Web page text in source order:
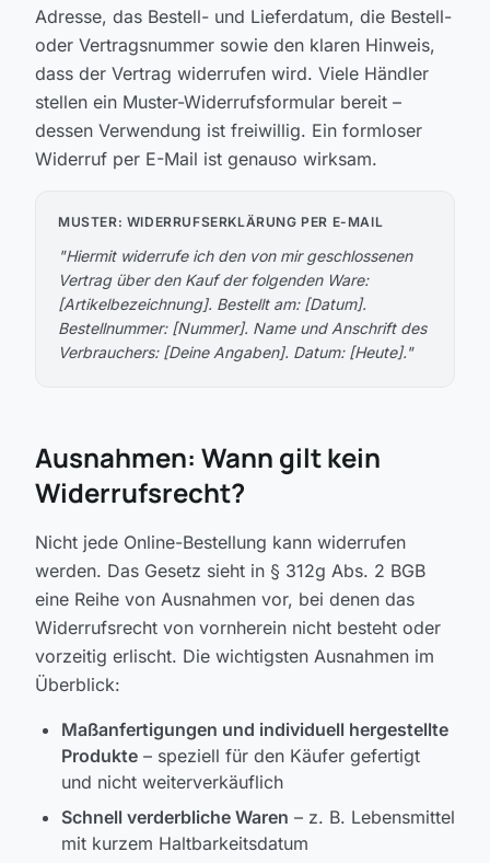
Adresse, das Bestell- und Lieferdatum, die Bestell-
oder Vertragsnummer sowie den klaren Hinweis,
dass der Vertrag widerrufen wird. Viele Händler
stellen ein Muster-Widerrufsformular bereit –
dessen Verwendung ist freiwillig. Ein formloser
Widerruf per E-Mail ist genauso wirksam.
MUSTER: WIDERRUFSERKLÄRUNG PER E-MAIL
"Hiermit widerrufe ich den von mir geschlossenen
Vertrag über den Kauf der folgenden Ware:
[Artikelbezeichnung]. Bestellt am: [Datum].
Bestellnummer: [Nummer]. Name und Anschrift des
Verbrauchers: [Deine Angaben]. Datum: [Heute]."
Ausnahmen: Wann gilt kein
Widerrufsrecht?
Nicht jede Online-Bestellung kann widerrufen
werden. Das Gesetz sieht in § 312g Abs. 2 BGB
eine Reihe von Ausnahmen vor, bei denen das
Widerrufsrecht von vornherein nicht besteht oder
vorzeitig erlischt. Die wichtigsten Ausnahmen im
Überblick:
Maßanfertigungen und individuell hergestellte
Produkte – speziell für den Käufer gefertigt
und nicht weiterverkäuflich
Schnell verderbliche Waren – z. B. Lebensmittel
mit kurzem Haltbarkeitsdatum